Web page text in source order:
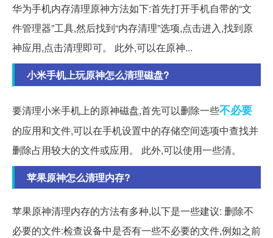
华为手机内存清理原神方法如下:首先打开手机自带的“文
件管理器”工具,然后找到“内存清理”选项,点击进入,找到原
神应用,点击清理即可。 此外,可以在原神...
小米手机上玩原神怎么清理磁盘?
要清理小米手机上的原神磁盘,首先可以删除一些不必要
的应用和文件,可以在手机设置中的存储空间选项中查找并
删除占用较大的文件或应用。 此外,可以使用一些清。
苹果原神怎么清理内存?
苹果原神清理内存的方法有多种,以下是一些建议: 删除不
必要的文件:检查设备中是否有一些不必要的文件,例如之前